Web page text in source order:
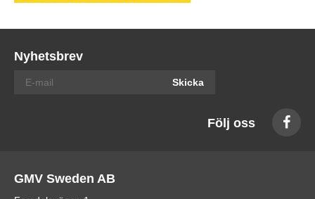
Nyhetsbrev
Skicka
Följ oss
GMV Sweden AB